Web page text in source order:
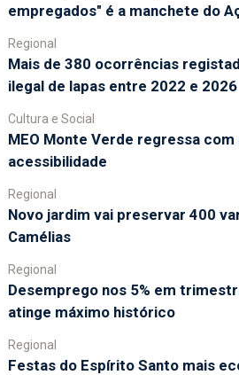
empregados" é a manchete do
Regional
Mais de 380 ocorrências
ilegal de lapas entre 2022 e 2026
Cultura e Social
MEO Monte Verde regressa
acessibilidade
Regional
Novo jardim vai preservar 400
Camélias
Regional
Desemprego nos 5% em
atinge máximo histórico
Regional
Festas do Espírito Santo mais